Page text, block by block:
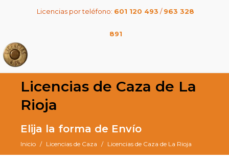
Licencias por teléfono: 601 120 493 /963 328
891
Licencias de Caza de La
Rioja
Elija la forma de Envío
Inicio Licencias de Caza Licencias de Caza de La Rioja